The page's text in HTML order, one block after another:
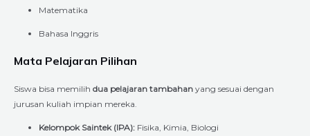
Matematika
Bahasa Inggris
Mata Pelajaran Pilihan
Siswa bisa memilih dua pelajaran tambahan yang sesuai dengan
jurusan kuliah impian mereka.
Kelompok Saintek (IPA): Fisika, Kimia, Biologi